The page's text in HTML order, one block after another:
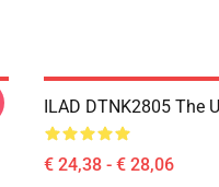
ILAD DTNK2805 The
€ 24,38 - € 28,06